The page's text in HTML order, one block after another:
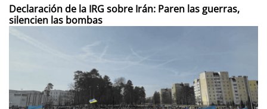
Declaración de la IRG sobre Irán: Paren las guerras,
silencien las bombas